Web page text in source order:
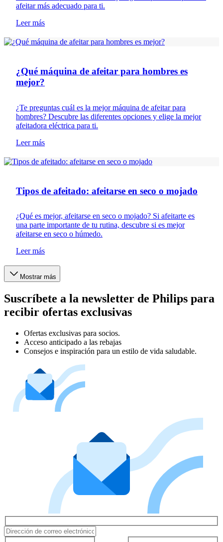
afeitar más adecuado para ti.
Leer más
¿Qué máquina de afeitar para hombres es
mejor?
¿Te preguntas cuál es la mejor máquina de afeitar para
hombres? Descubre las diferentes opciones y elige la mejor
afeitadora eléctrica para ti.
Leer más
Tipos de afeitado: afeitarse en seco o mojado
¿Qué es mejor, afeitarse en seco o mojado? Si afeitarte es
una parte importante de tu rutina, descubre si es mejor
afeitarse en seco o húmedo.
Leer más
Mostrar más
Suscríbete a la newsletter de Philips para
recibir ofertas exclusivas
Ofertas exclusivas para socios.
Acceso anticipado a las rebajas
Consejos e inspiración para un estilo de vida saludable.